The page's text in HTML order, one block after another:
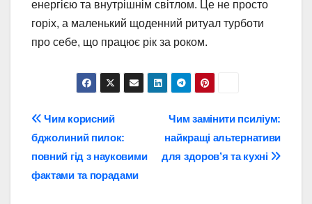
енергією та внутрішнім світлом. Це не просто
горіх, а маленький щоденний ритуал турботи
про себе, що працює рік за роком.
Навігація
записів
Чим замінити псиліум:
найкращі альтернативи
для здоров’я та кухні
Чим корисний
бджолиний пилок:
повний гід з науковими
фактами та порадами